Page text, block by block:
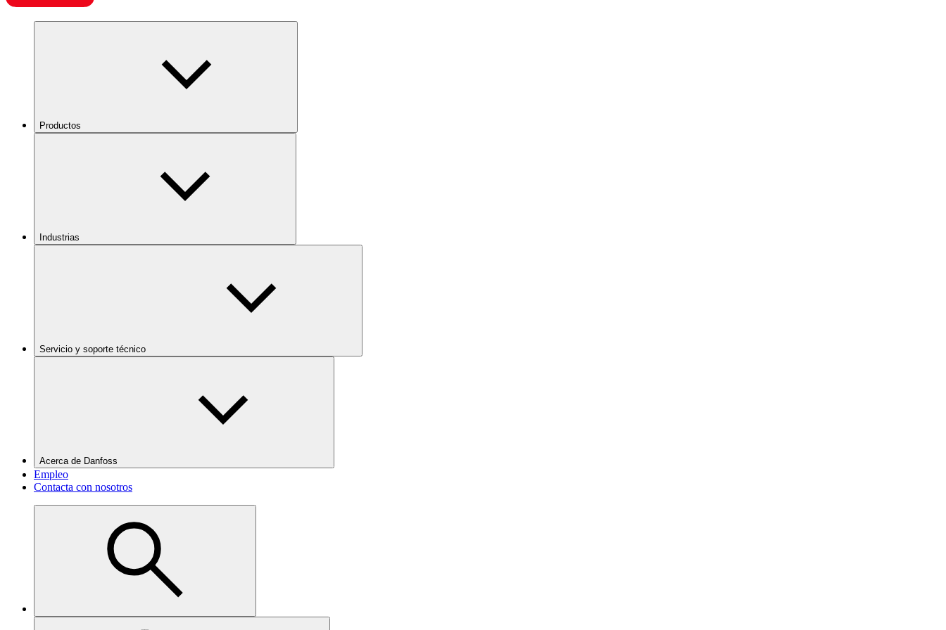
Productos
Industrias
Servicio y soporte técnico
Acerca de Danfoss
Empleo
Contacta con nosotros